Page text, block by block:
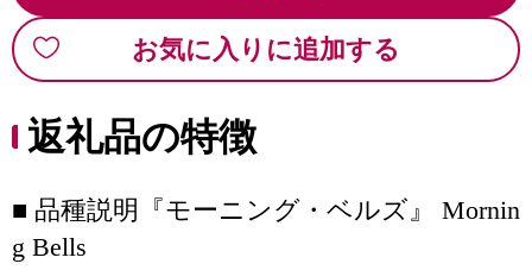
お気に入りに追加する
返礼品の特徴
■ 品種説明『モーニング・ベルズ』 Mornin
g Bells